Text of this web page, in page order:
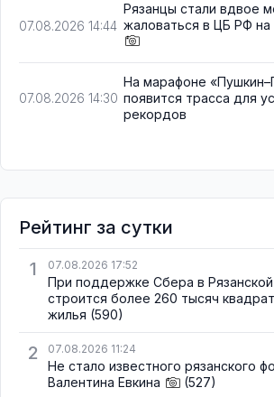
07.08.2026 14:44
Рязанцы стали вдвое
жаловаться в ЦБ РФ
07.08.2026 14:30
На марафоне
появится трасса для
рекордов
Рейтинг за сутки
1
07.08.2026 17:52
При поддержке Сбера в
строится более 260 тысяч
жилья (590)
2 07.08.2026 11:24
Не стало известного рязанского
Валентина Евкина
(527)